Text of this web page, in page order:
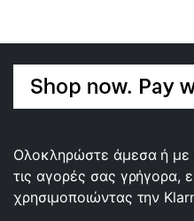
Ολοκληρώστε άμεσα ή με
τις αγορές σας γρήγορα,
χρησιμοποιώντας την